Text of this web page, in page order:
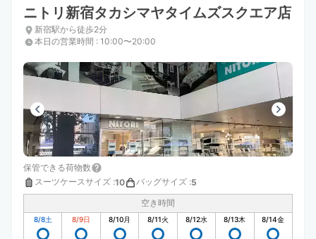
ニトリ新宿タカシマヤタイムズスクエア店
新宿駅から徒歩2分
本日の営業時間 : 10:00〜20:00
保管できる荷物数
スーツケースサイズ :10 バッグサイズ :5
空き時間
8/8土 8/9日 8/10月 8/11火 8/12水 8/13木 8/14金